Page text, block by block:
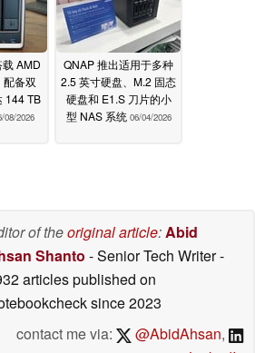
AMD
配备双
144 TB
08/2026
QNAP 推出适用于多种
2.5 英寸硬盘、M.2 固态
硬盘和 E1.S 刀片的小
型 NAS 系统 06/04/2026
of theoriginal article:Abid
Shanto - Senior Tech Writer-
articles published on
since 2023
contact me via:
@AbidAhsan,